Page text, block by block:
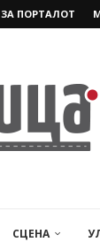
ЗА ПОРТАЛОТ
СЦЕНА